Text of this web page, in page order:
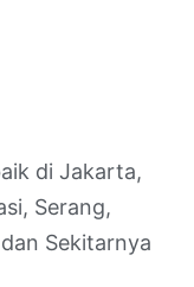
di Jakarta,
Serang,
Sekitarnya